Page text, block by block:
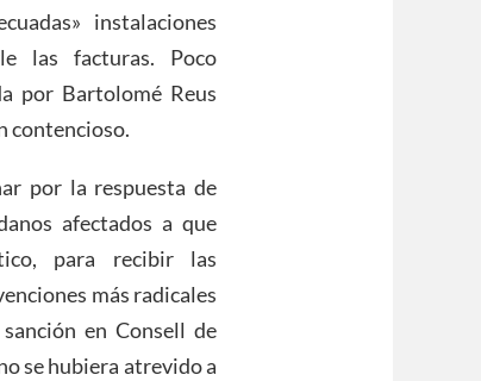
instalaciones
las facturas. Poco
por Bartolomé Reus
contencioso.
por la respuesta de
afectados a que
para recibir las
más radicales
en Consell de
se hubiera atrevido a